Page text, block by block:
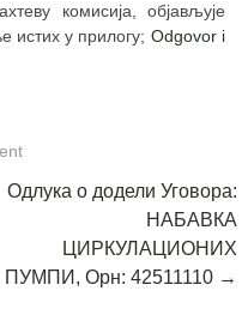
комисија, објављује
истих у прилогу; Odgovor i
Одлука о додели Уговора:
НАБАВКА
ЦИРКУЛАЦИОНИХ
ПУМПИ, Орн: 42511110 →